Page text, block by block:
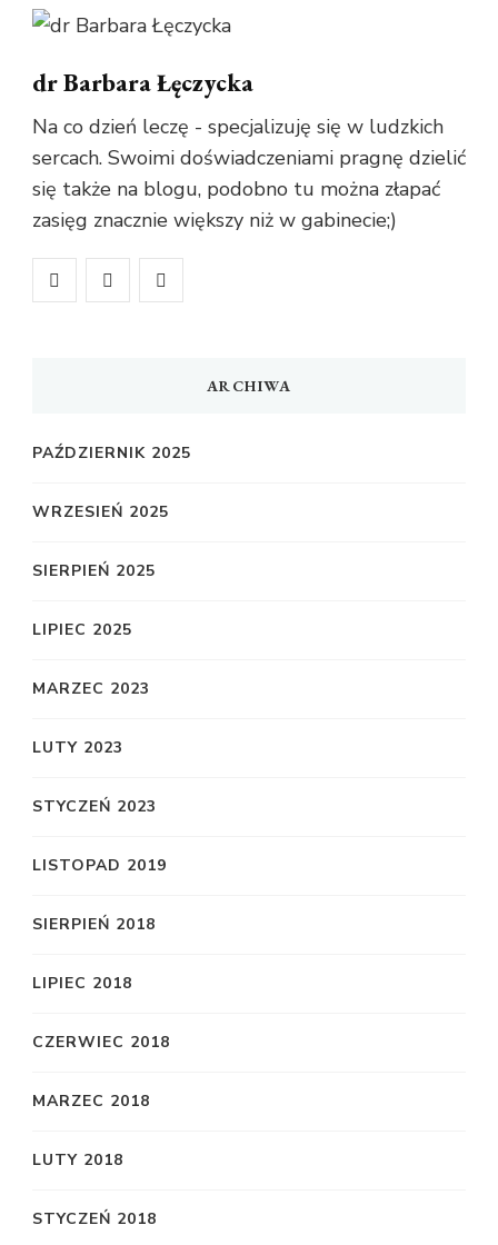
dr Barbara Łęczycka
Na co dzień leczę - specjalizuję się w ludzkich
sercach. Swoimi doświadczeniami pragnę dzielić
się także na blogu, podobno tu można złapać
zasięg znacznie większy niż w gabinecie;)
ARCHIWA
PAŹDZIERNIK 2025
WRZESIEŃ 2025
SIERPIEŃ 2025
LIPIEC 2025
MARZEC 2023
LUTY 2023
STYCZEŃ 2023
LISTOPAD 2019
SIERPIEŃ 2018
LIPIEC 2018
CZERWIEC 2018
MARZEC 2018
LUTY 2018
STYCZEŃ 2018